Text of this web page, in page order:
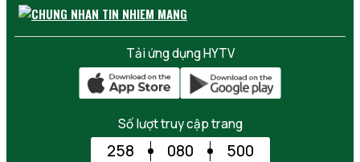
Tải ứng dụng HYTV
Số lượt truy cập trang
258 080 500